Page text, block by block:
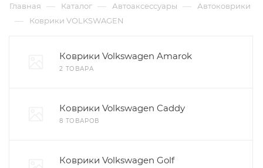
Главная — Каталог — Автоаксессуары — Автоковрики
— Коврики VOLKSWAGEN
Коврики Volkswagen Amarok
2 ТОВАРА
Коврики Volkswagen Caddy
8 ТОВАРОВ
Коврики Volkswagen Golf